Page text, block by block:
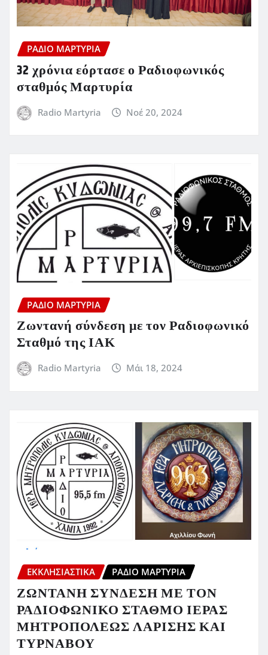
ΡΆΔΙΟ ΜΑΡΤΥΡΊΑ
32 χρόνια εόρτασε ο Ραδιοφωνικός
σταθμός Μαρτυρία
Radio Martyria Νοέ 20, 2024
ΡΆΔΙΟ ΜΑΡΤΥΡΊΑ
Ζωντανή σύνδεση με τον Ραδιοφωνικό
Σταθμό της ΙΑΚ
Radio Martyria Μάι 18, 2024
ΕΚΚΛΗΣΙΑΣΤΙΚΆ ΡΆΔΙΟ ΜΑΡΤΥΡΊΑ
ΖΩΝΤΑΝΗ ΣΥΝΔΕΣΗ ΜΕ ΤΟΝ
ΡΑΔΙΟΦΩΝΙΚΟ ΣΤΑΘΜΟ ΙΕΡΑΣ
ΜΗΤΡΟΠΟΛΕΩΣ ΛΑΡΙΣΗΣ ΚΑΙ
ΤΥΡΝΑΒΟΥ